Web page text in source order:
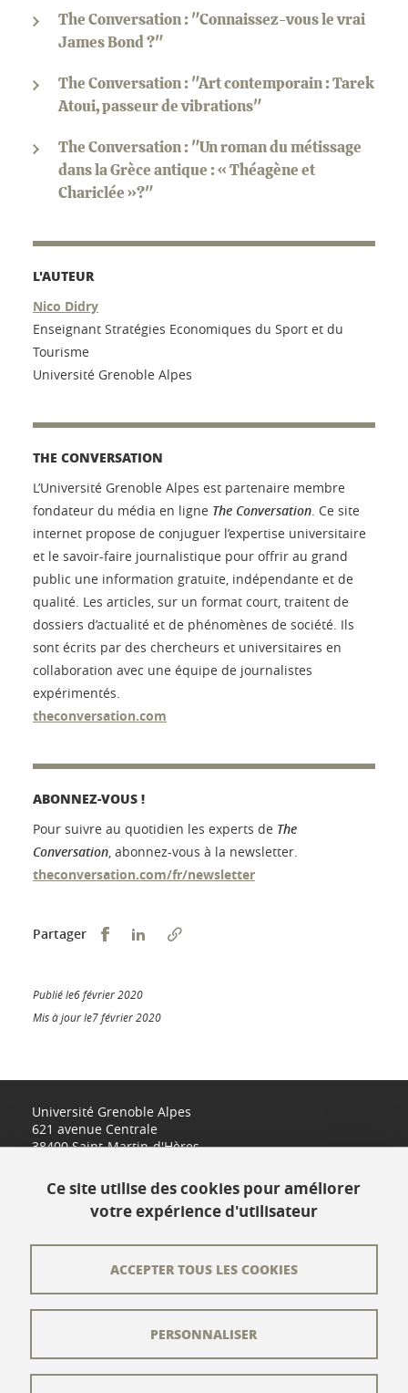
The Conversation : "Connaissez-vous le vrai
James Bond ?"
The Conversation : "Art contemporain : Tarek
Atoui, passeur de vibrations"
The Conversation : "Un roman du métissage
dans la Grèce antique : « Théagène et
Chariclée »?"
L'AUTEUR
Nico Didry
Enseignant Stratégies Economiques du Sport et du
Tourisme
Université Grenoble Alpes
THE CONVERSATION
L’Université Grenoble Alpes est partenaire membre
fondateur du média en ligne The Conversation. Ce site
internet propose de conjuguer l’expertise universitaire
et le savoir-faire journalistique pour offrir au grand
public une information gratuite, indépendante et de
qualité. Les articles, sur un format court, traitent de
dossiers d’actualité et de phénomènes de société. Ils
sont écrits par des chercheurs et universitaires en
collaboration avec une équipe de journalistes
expérimentés.
theconversation.com
ABONNEZ-VOUS !
Pour suivre au quotidien les experts de The
Conversation, abonnez-vous à la newsletter.
theconversation.com/fr/newsletter
Partager Partager sur Facebook
Partager sur LinkedIn
Publié le6 février 2020
Mis à jour le7 février 2020
Université Grenoble Alpes
621 avenue Centrale
38400 Saint-Martin-d'Hères
L'équipe éditoriale
Crédits
Ce site utilise des cookies pour améliorer
votre expérience d'utilisateur
ACCEPTER TOUS LES COOKIES
PERSONNALISER